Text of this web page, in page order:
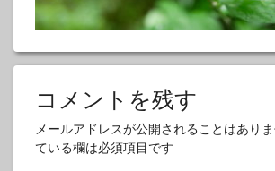
コメントを残す
メールアドレスが公開されることはありま
ている欄は必須項目です